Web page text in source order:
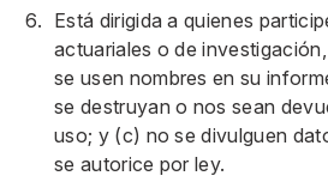
Está dirigida a quienes
actuariales o de
se usen nombres en su
se destruyan o nos sean
uso; y (c) no se divulguen
se autorice por ley.